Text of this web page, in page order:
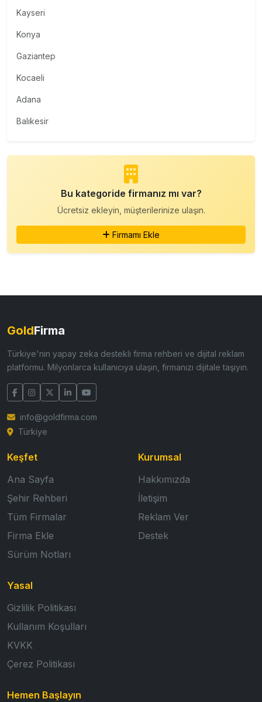
Kayseri
Konya
Gaziantep
Kocaeli
Adana
Balıkesir
Bu kategoride firmanız mı var?
Ücretsiz ekleyin, müşterilerinize ulaşın.
Firmamı Ekle
GoldFirma
Türkiye'nin yapay zeka destekli firma rehberi ve dijital reklam
platformu. Milyonlarca kullanıcıya ulaşın, firmanızı dijitale taşıyın.
info@goldfirma.com
Türkiye
Keşfet
Ana Sayfa
Şehir Rehberi
Tüm Firmalar
Firma Ekle
Sürüm Notları
Kurumsal
Hakkımızda
İletişim
Reklam Ver
Destek
Yasal
Gizlilik Politikası
Kullanım Koşulları
KVKK
Çerez Politikası
Hemen Başlayın